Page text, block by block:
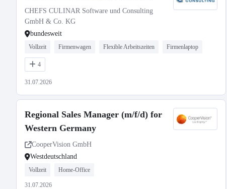
CHEFS CULINAR Software und Consulting
GmbH & Co. KG
bundesweit
Vollzeit Firmenwagen Flexible Arbeitszeiten Firmenlaptop
4
31.07.2026
Regional Sales Manager (m/f/d) for
Western Germany
CooperVision GmbH
Westdeutschland
Vollzeit Home-Office
31.07.2026